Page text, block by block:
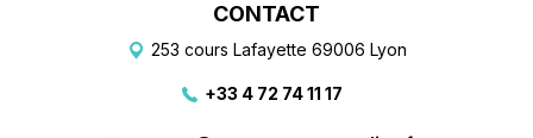
CONTACT
253 cours Lafayette 69006 Lyon
+33 4 72 74 11 17